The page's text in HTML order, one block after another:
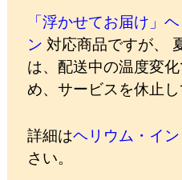
「浮かせてお届け」
ン 対応商品ですが、
は、配送中の温度変
め、サービスを休止し
詳細はヘリウム・イ
さい。